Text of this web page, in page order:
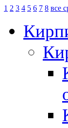
1 2 3 4 5 6 7 8 все